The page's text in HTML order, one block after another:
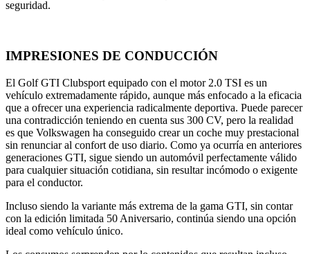
seguridad.
IMPRESIONES DE CONDUCCIÓN
El Golf GTI Clubsport equipado con el motor 2.0 TSI es un
vehículo extremadamente rápido, aunque más enfocado a la eficacia
que a ofrecer una experiencia radicalmente deportiva. Puede parecer
una contradicción teniendo en cuenta sus 300 CV, pero la realidad
es que Volkswagen ha conseguido crear un coche muy prestacional
sin renunciar al confort de uso diario. Como ya ocurría en anteriores
generaciones GTI, sigue siendo un automóvil perfectamente válido
para cualquier situación cotidiana, sin resultar incómodo o exigente
para el conductor.
Incluso siendo la variante más extrema de la gama GTI, sin contar
con la edición limitada 50 Aniversario, continúa siendo una opción
ideal como vehículo único.